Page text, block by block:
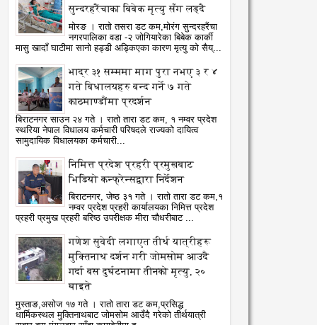
सुन्दरहरैंचाका बिबेक मृत्यु सँग लड्दै
मोरङ । रातो तसरा डट कम,मोरंग सुन्दरहरैंचा
नगरपालिका वडा -२ जोगियारेका बिबेक कार्की
मासु खादाँ घाटीमा सानो हड्डी अड्किएका कारण मृत्यु को सैय्...
भाद्र ३१ सम्ममा माग पुरा नभए ३ र ४
गते बिधालयहरु बन्द गर्ने ७ गते
काठमाण्डौंमा प्रदर्शन
बिराटनगर साउन २४ गते । रातो तारा डट कम, १ नम्वर प्रदेश
स्थरिया नेपाल विधालय कर्मचारी परिषदले राज्यको दायित्व
सामुदायिक विधालयका कर्मचारी...
निमित्त प्रदेश प्रहरी प्रमुखबाट
भिडियो कन्फ्रेन्सद्वारा निर्देशन
बिराटनगर, जेष्ठ ३१ गते । रातो तारा डट कम,१
नम्वर प्रदेश प्रहरी कार्यालयका निमित्त प्रदेश
प्रहरी प्रमुख प्रहरी बरिष्ठ उपरीक्षक मीरा चौधरीबाट ...
गणेश सुवेदी लगाएत तीर्थ यात्रीहरू
मुक्तिनाथ दर्शन गरी जोमसोम आउदै
गर्दा बस दुर्घटनामा तीनको मृत्यु, २०
घाइते
मुस्ताङ,असोज १७ गते । रातो तारा डट कम,प्रसिद्ध
धार्मिकस्थल मुक्तिनाथबाट जोमसोम आउँदै गरेको तीर्थयात्री